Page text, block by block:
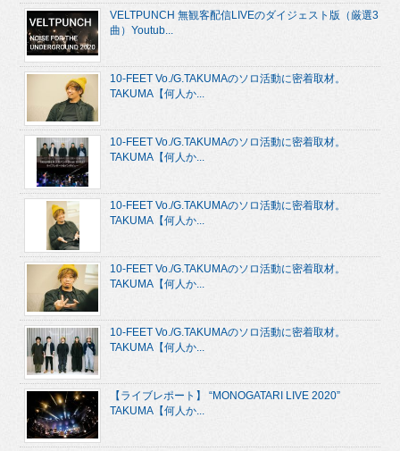
VELTPUNCH 無観客配信LIVEのダイジェスト版（厳選3
曲）Youtub...
10-FEET Vo./G.TAKUMAのソロ活動に密着取材。
TAKUMA【何人か...
10-FEET Vo./G.TAKUMAのソロ活動に密着取材。
TAKUMA【何人か...
10-FEET Vo./G.TAKUMAのソロ活動に密着取材。
TAKUMA【何人か...
10-FEET Vo./G.TAKUMAのソロ活動に密着取材。
TAKUMA【何人か...
10-FEET Vo./G.TAKUMAのソロ活動に密着取材。
TAKUMA【何人か...
【ライブレポート】 “MONOGATARI LIVE 2020”
TAKUMA【何人か...